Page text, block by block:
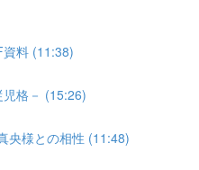
料 (11:38)
格－ (15:26)
央様との相性 (11:48)